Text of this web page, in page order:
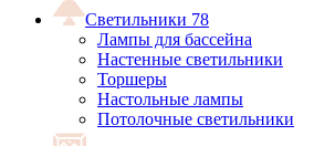
Светильники 78
Лампы для бассейна
Настенные светильники
Торшеры
Настольные лампы
Потолочные светильники